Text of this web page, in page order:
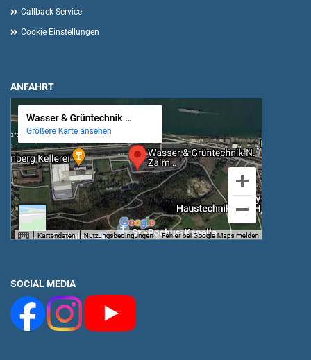
Callback Service
Cookie Einstellungen
ANFAHRT
SOCIAL MEDIA